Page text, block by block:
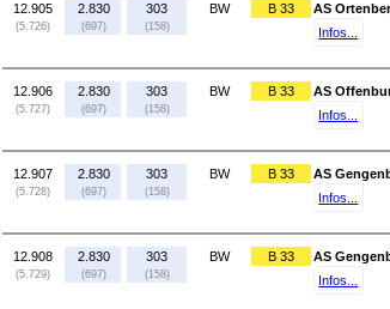
12.905
(5.726)
2.830
(697)
303
(158)
BW B 33
AS
Infos...
12.906
(5.727)
2.830
(697)
303
(158)
BW B 33
AS
Infos...
12.907
(5.728)
2.830
(697)
303
(158)
BW B 33
AS
Infos...
12.908
(5.729)
2.830
(697)
303
(158)
BW B 33
AS
Infos...